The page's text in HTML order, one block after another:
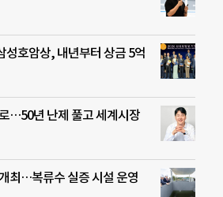
성호암상, 내년부터 상금 5억
…50년 난제 풀고 세계시장
최…복류수 실증 시설 운영